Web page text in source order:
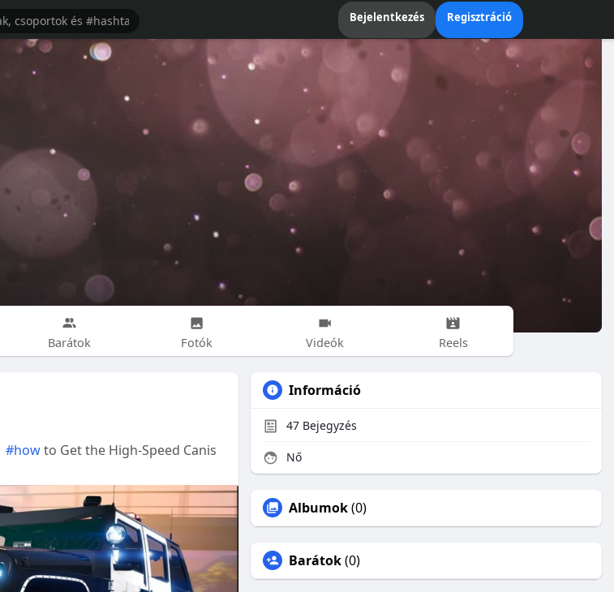
Bejelentkezés Regisztráció
Barátok Fotók Videók Reels
#howto Get the High-Speed Canis
Információ
47 Bejegyzés
Nő
Albumok(0)
Barátok(0)